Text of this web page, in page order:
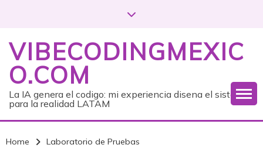
n
VIBECODINGMEXIC
O.COM
La IA genera el codigo: mi experiencia disena el sistema
para la realidad LATAM
Home
Laboratorio de Pruebas